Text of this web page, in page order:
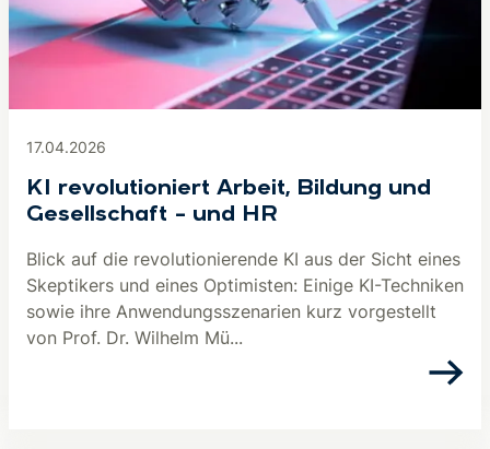
17.04.2026
KI revolutioniert Arbeit, Bildung und
Gesellschaft – und HR
Blick auf die revolutionierende KI aus der Sicht eines
Skeptikers und eines Optimisten: Einige KI-Techniken
sowie ihre Anwendungsszenarien kurz vorgestellt
von Prof. Dr. Wilhelm Mü...